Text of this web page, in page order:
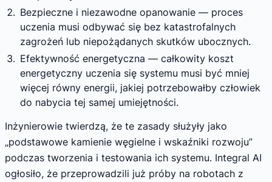
Bezpieczne i niezawodne opanowanie — proces
uczenia musi odbywać się bez katastrofalnych
zagrożeń lub niepożądanych skutków ubocznych.
Efektywność energetyczna — całkowity koszt
energetyczny uczenia się systemu musi być mniej
więcej równy energii, jakiej potrzebowałby człowiek
do nabycia tej samej umiejętności.
Inżynierowie twierdzą, że te zasady służyły jako
„podstawowe kamienie węgielne i wskaźniki rozwoju”
podczas tworzenia i testowania ich systemu. Integral AI
ogłosiło, że przeprowadzili już próby na robotach z